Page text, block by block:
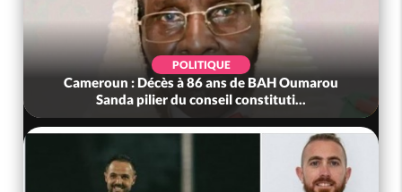
POLITIQUE
Cameroun : Décès à 86 ans de BAH Oumarou
Sanda pilier du conseil constituti...